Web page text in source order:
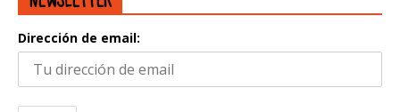
Dirección de email: